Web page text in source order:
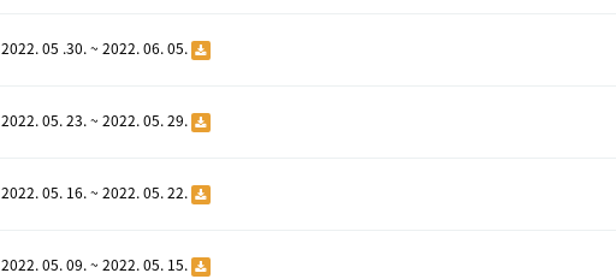
2022. 05 .30. ~ 2022. 06. 05.
2022. 05. 23. ~ 2022. 05. 29.
2022. 05. 16. ~ 2022. 05. 22.
2022. 05. 09. ~ 2022. 05. 15.